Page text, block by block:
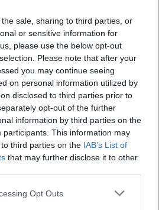
sale, sharing to third parties, or
or sensitive information for
please use the below opt-out
Please note that after your
you may continue seeing
on personal information utilized by
disclosed to third parties prior to
opt-out of the further
information by third parties on the
participants. This information may
third parties on the IAB’s List of
that may further disclose it to other
app uses one or more Google
Opt Outs
la inspección técnica
y veteranos
sobre la ITV en…